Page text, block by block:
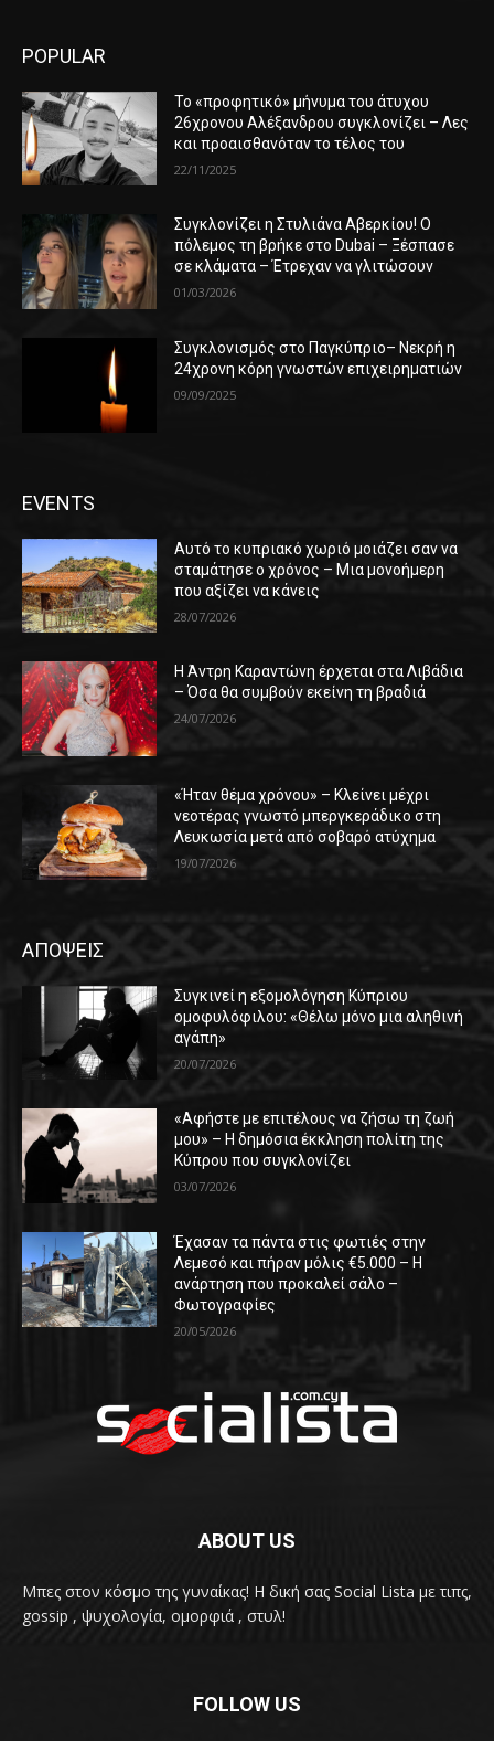
POPULAR
Το «προφητικό» μήνυμα του άτυχου
26χρονου Αλέξανδρου συγκλονίζει – Λες
και προαισθανόταν το τέλος του
22/11/2025
Συγκλονίζει η Στυλιάνα Αβερκίου! Ο
πόλεμος τη βρήκε στο Dubai – Ξέσπασε
σε κλάματα – Έτρεχαν να γλιτώσουν
01/03/2026
Συγκλονισμός στο Παγκύπριο– Νεκρή η
24χρονη κόρη γνωστών επιχειρηματιών
09/09/2025
EVENTS
Αυτό το κυπριακό χωριό μοιάζει σαν να
σταμάτησε ο χρόνος – Μια μονοήμερη
που αξίζει να κάνεις
28/07/2026
Η Άντρη Καραντώνη έρχεται στα Λιβάδια
– Όσα θα συμβούν εκείνη τη βραδιά
24/07/2026
«Ήταν θέμα χρόνου» – Κλείνει μέχρι
νεοτέρας γνωστό μπεργκεράδικο στη
Λευκωσία μετά από σοβαρό ατύχημα
19/07/2026
ΑΠΟΨΕΙΣ
Συγκινεί η εξομολόγηση Κύπριου
ομοφυλόφιλου: «Θέλω μόνο μια αληθινή
αγάπη»
20/07/2026
«Αφήστε με επιτέλους να ζήσω τη ζωή
μου» – Η δημόσια έκκληση πολίτη της
Κύπρου που συγκλονίζει
03/07/2026
Έχασαν τα πάντα στις φωτιές στην
Λεμεσό και πήραν μόλις €5.000 – Η
ανάρτηση που προκαλεί σάλο –
Φωτογραφίες
20/05/2026
ABOUT US
Μπες στον κόσμο της γυναίκας! H δική σας Social Lista με τιπς,
gossip , ψυχολογία, ομορφιά , στυλ!
FOLLOW US